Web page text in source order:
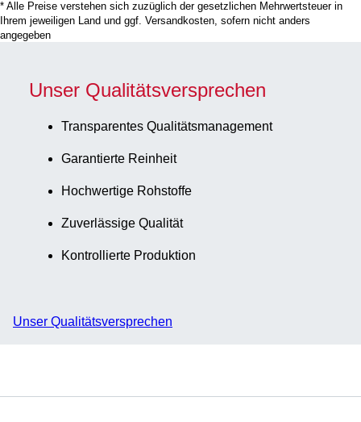
* Alle Preise verstehen sich zuzüglich der gesetzlichen Mehrwertsteuer in
Ihrem jeweiligen Land und ggf. Versandkosten, sofern nicht anders
angegeben
Unser Qualitätsversprechen
Transparentes Qualitätsmanagement
Garantierte Reinheit
Hochwertige Rohstoffe
Zuverlässige Qualität
Kontrollierte Produktion
Unser Qualitätsversprechen